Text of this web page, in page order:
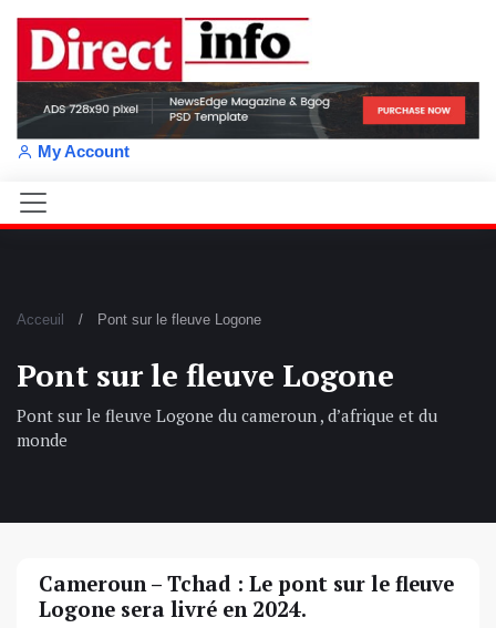
My Account
Acceuil Pont sur le fleuve Logone
Pont sur le fleuve Logone
Pont sur le fleuve Logone du cameroun , d’afrique et du
monde
Cameroun – Tchad : Le pont sur le fleuve
Logone sera livré en 2024.